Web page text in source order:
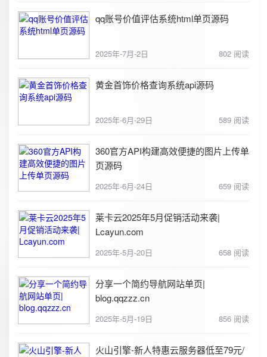
qq账号价值评估系统html单页源码
2025年-7月-2日 802 阅读
黄金首饰价格查询系统api源码
2025年-6月-29日 589 阅读
360官方API构建高效便捷的图片上传单
页源码
2025年-6月-24日 659 阅读
莱卡云2025年5月促销活动来袭|
Lcayun.com
2025年-5月-20日 658 阅读
分享一个简约导航网站单页|
blog.qqzzz.cn
2025年-5月-19日 856 阅读
火山引擎-新人特惠云服务器低至79元/